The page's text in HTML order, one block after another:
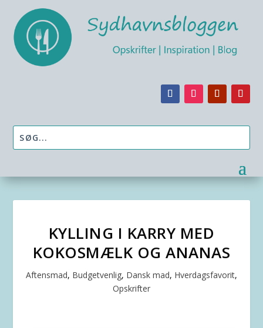
KYLLING I KARRY MED
KOKOSMÆLK OG ANANAS
Aftensmad, Budgetvenlig, Dansk mad, Hverdagsfavorit,
Opskrifter